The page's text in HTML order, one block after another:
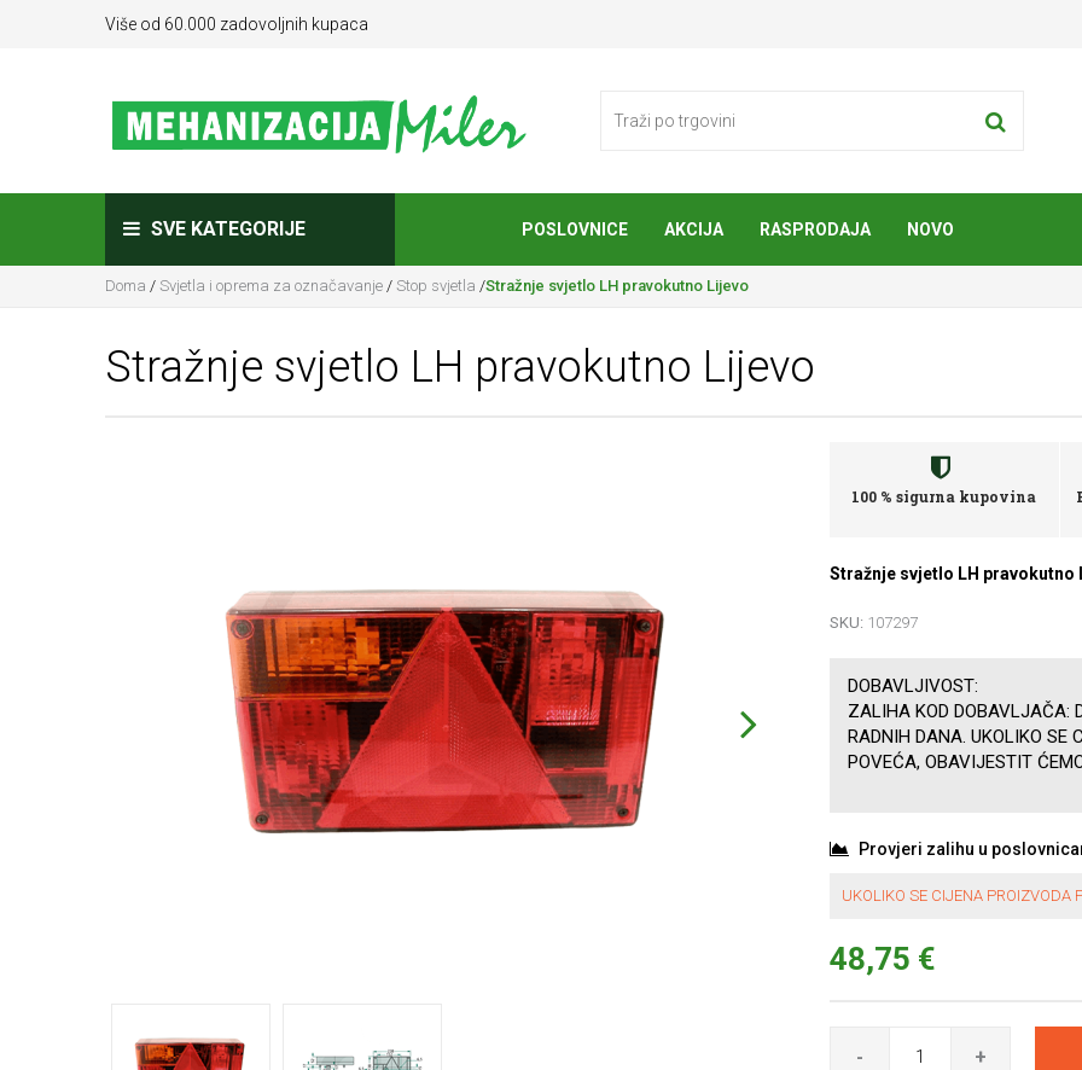
Više od 60.000 zadovoljnih kupaca
SVE KATEGORIJE POSLOVNICE AKCIJA RASPRODAJA NOVO
Doma / Svjetla i oprema za označavanje / Stop svjetla /Stražnje svjetlo LH pravokutno Lijevo
Stražnje svjetlo LH pravokutno Lijevo
100 % sigurna kupovina
Stražnje svjetlo LH pravokutno
SKU: 107297
DOBAVLJIVOST:
ZALIHA KOD DOBAVLJAČA:
RADNIH DANA. UKOLIKO SE
POVEĆA, OBAVIJESTIT
Provjeri zalihu u
UKOLIKO SE CIJENA PROIZVODA
48,75 €
- +